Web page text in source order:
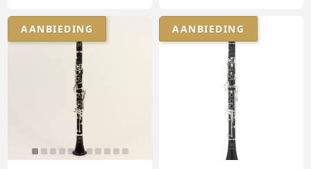
AANBIEDING AANBIEDING